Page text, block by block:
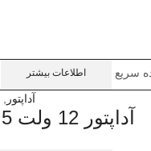
سریع اطلاعات بیشتر
آداپتور
آداپتور 12 ولت 5‌ آمپر مدل LE-1250